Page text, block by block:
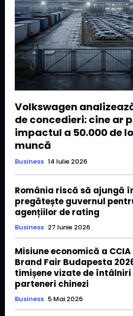
Volkswagen
de concedieri: cine ar
impactul a 50.000 de
muncă
Business 14 Iulie 2026
România riscă să ajungă
pregătește guvernul
agențiilor de rating
Business 27 Iunie 2026
Misiune economică a
Brand Fair Budapesta
timișene vizate de întâlniri
parteneri chinezi
Business 5 Mai 2026